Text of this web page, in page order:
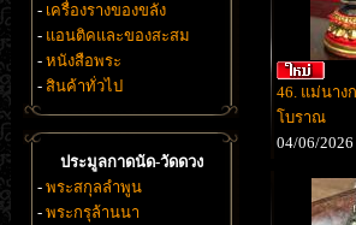
- เครื่องรางของขลัง
- แอนติคและของสะสม
- หนังสือพระ
- สินค้าทั่วไป
ประมูลกาดนัด-วัดดวง
- พระสกุลลำพูน
- พระกรุล้านนา
46. แม่นาง
โบราณ
04/06/